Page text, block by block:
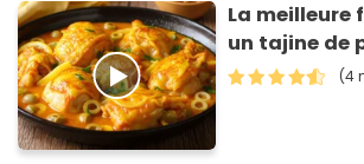
La meilleure
un tajine de
(4